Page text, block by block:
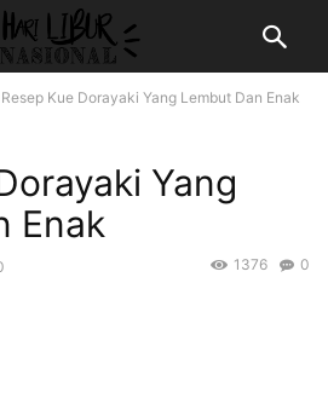
Resep Kue Dorayaki Yang Lembut Dan Enak
Yang
Enak
0
1376